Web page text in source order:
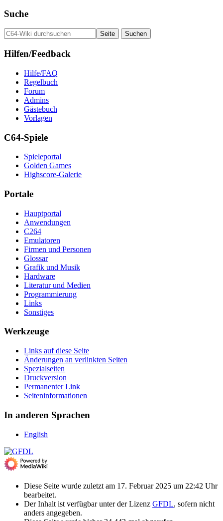
Suche
Hilfen/Feedback
Hilfe/FAQ
Regelbuch
Forum
Admins
Gästebuch
Vorlagen
C64-Spiele
Spieleportal
Golden Games
Highscore-Galerie
Portale
Hauptportal
Anwendungen
C264
Emulatoren
Firmen und Personen
Glossar
Grafik und Musik
Hardware
Literatur und Medien
Programmierung
Links
Sonstiges
Werkzeuge
Links auf diese Seite
Änderungen an verlinkten Seiten
Spezialseiten
Druckversion
Permanenter Link
Seiten­­informationen
In anderen Sprachen
English
Diese Seite wurde zuletzt am 17. Februar 2025 um 22:42 Uhr
bearbeitet.
Der Inhalt ist verfügbar unter der Lizenz GFDL, sofern nicht
anders angegeben.